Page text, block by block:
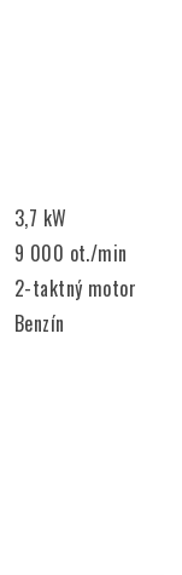
3,7 kW
9 000 ot./min
2-taktný motor
Benzín